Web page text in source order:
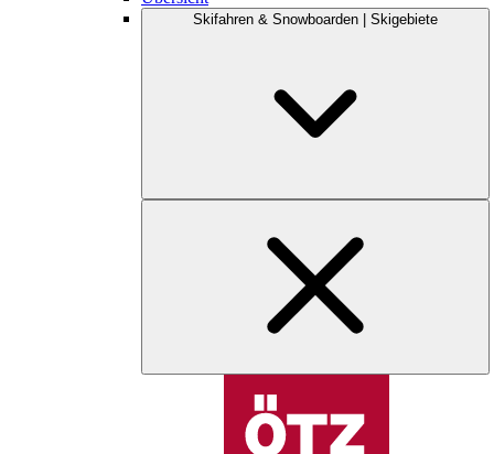
Skifahren & Snowboarden | Skigebiete